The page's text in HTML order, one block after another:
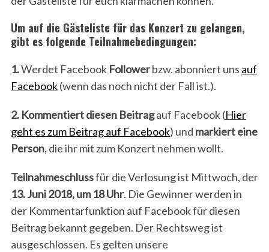
Um auf die Gästeliste für das Konzert zu gelangen,
gibt es folgende Teilnahmebedingungen:
1.Werdet Facebook Followerbzw. abonniert uns auf
Facebook(wenn das noch nicht der Fall ist.).
2. Kommentiert diesen Beitragauf Facebook (Hier
geht es zum Beitrag auf Facebook) und markiert eine
Person, die ihr mit zum Konzert nehmen wollt.
Teilnahmeschlussfür die Verlosung ist Mittwoch, der
13. Juni 2018, um 18 Uhr. Die Gewinner werden in
der Kommentarfunktion auf Facebook für diesen
Beitrag bekannt gegeben. Der Rechtsweg ist
ausgeschlossen. Es gelten unsere